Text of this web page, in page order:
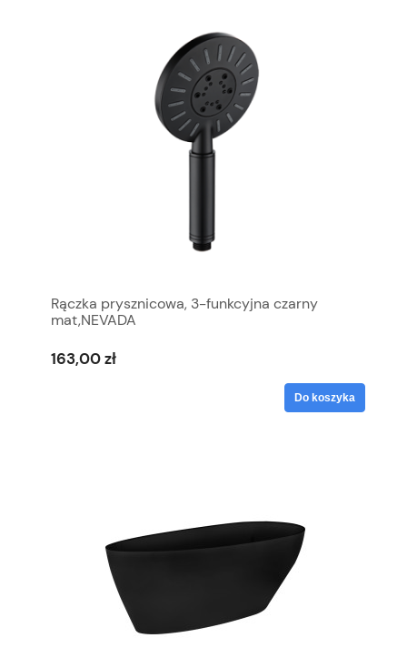
Rączka prysznicowa, 3-funkcyjna czarny
mat,NEVADA
163,00 zł
Do koszyka